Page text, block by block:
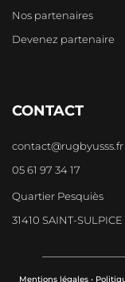
Nos partenaires
Devenez partenaire
CONTACT
contact@rugbyusss.fr
05 61 97 34 17
Quartier Pesquiès
31410 SAINT-SULPICE
Mentions légales •